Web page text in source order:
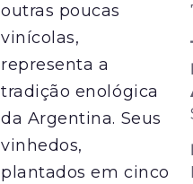
outras poucas
vinícolas,
representa a
tradição enológica
da Argentina. Seus
vinhedos,
plantados em cinco